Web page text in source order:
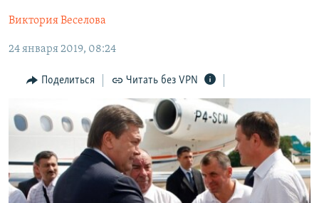
ВернутсяИНТЕРАКТИВ
ИНФОГРАФИКА
ТЕЛЕПРОЕКТ КРЫМ.РЕАЛИИ
СОВЕТЫ ПРАВОЗАЩИТНИКОВ
ПРОПАВШИЕ БЕЗ ВЕСТИ
ПОБЕДИТЕЛЕЙ НЕ СУДЯТ?
КРЫМ.НЕПОКОРЕННЫЙ
РАДІО СВОБОДА
КАК ОБОЙТИ БЛОКИРОВКУ
Qırımtatar
ПРИСОЕДИНЯЙТЕСЬ!
Виктория Веселова
24 января 2019, 08:24
Поделиться Читать без VPN